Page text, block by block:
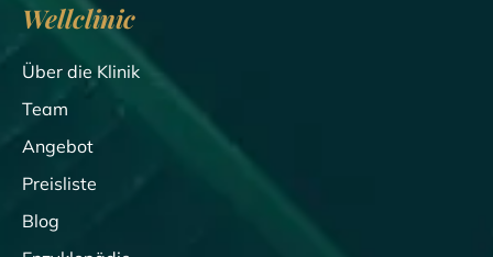
Wellclinic
Über die Klinik
Team
Angebot
Preisliste
Blog